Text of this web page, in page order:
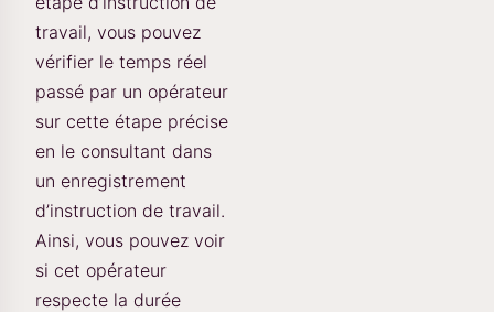
travail, vous pouvez
vérifier le temps réel
passé par un opérateur
sur cette étape précise
en le consultant dans
un enregistrement
d’instruction de travail.
Ainsi, vous pouvez voir
si cet opérateur
respecte la durée